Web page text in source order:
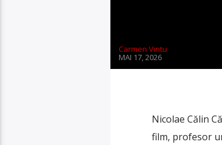
Carmen Vintu
MAI 17, 2026
Nicolae Călin
film, profesor